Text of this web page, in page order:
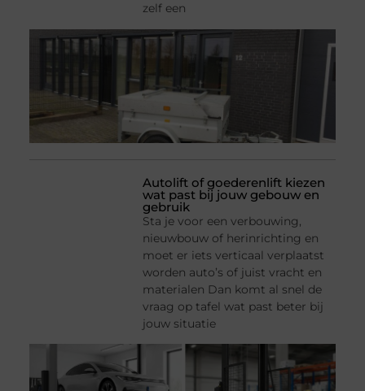
zelf een
Autolift of goederenlift kiezen
wat past bij jouw gebouw en
gebruik
Sta je voor een verbouwing,
nieuwbouw of herinrichting en
moet er iets verticaal verplaatst
worden auto’s of juist vracht en
materialen Dan komt al snel de
vraag op tafel wat past beter bij
jouw situatie